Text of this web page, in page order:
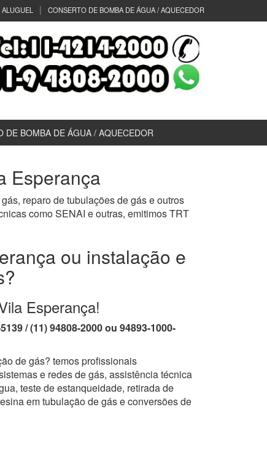
CONSERTO DE BOMBA DE ÁGUA / AQUECEDOR
DE BOMBA DE ÁGUA / AQUECEDOR
Esperança
reparo de tubulações de gás e outros
como SENAI e outras, emitimos TRT
ou instalação e
Esperança!
/ (11) 94808-2000 ou 94893-1000-
de gás? temos profissionais
e redes de gás, assistência técnica
teste de estanqueidade, retirada de
em tubulação de gás e conversões de